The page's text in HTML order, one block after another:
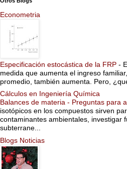
Econometria
Especificación estocástica de la FRP -
medida que aumenta el ingreso
promedio, también aumenta. Pero,
Cálculos en Ingeniería Química
Balances de materia - Preguntas para
isotópicos en los compuestos sirven
contaminantes ambientales, investigar
subterrane...
Blogs Noticias